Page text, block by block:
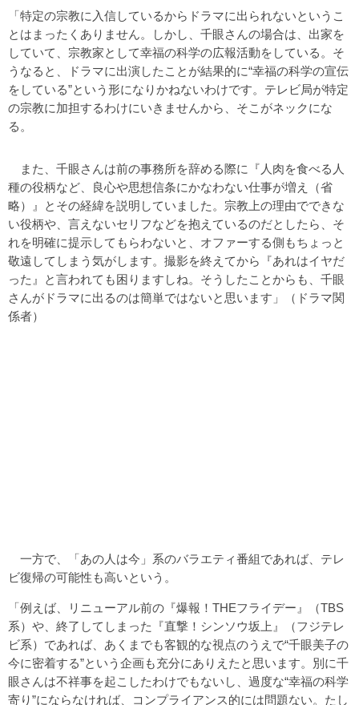
「特定の宗教に入信しているからドラマに出られないというこ
とはまったくありません。しかし、千眼さんの場合は、出家を
していて、宗教家として幸福の科学の広報活動をしている。そ
うなると、ドラマに出演したことが結果的に“幸福の科学の宣伝
をしている”という形になりかねないわけです。テレビ局が特定
の宗教に加担するわけにいきませんから、そこがネックにな
る。
また、千眼さんは前の事務所を辞める際に『人肉を食べる人
種の役柄など、良心や思想信条にかなわない仕事が増え（省
略）』とその経緯を説明していました。宗教上の理由でできな
い役柄や、言えないセリフなどを抱えているのだとしたら、そ
れを明確に提示してもらわないと、オファーする側もちょっと
敬遠してしまう気がします。撮影を終えてから『あれはイヤだ
った』と言われても困りますしね。そうしたことからも、千眼
さんがドラマに出るのは簡単ではないと思います」（ドラマ関
係者）
一方で、「あの人は今」系のバラエティ番組であれば、テレ
ビ復帰の可能性も高いという。
「例えば、リニューアル前の『爆報！THEフライデー』（TBS
系）や、終了してしまった『直撃！シンソウ坂上』（フジテレ
ビ系）であれば、あくまでも客観的な視点のうえで“千眼美子の
今に密着する”という企画も充分にありえたと思います。別に千
眼さんは不祥事を起こしたわけでもないし、過度な“幸福の科学
寄り”にならなければ、コンプライアンス的には問題ない。たし